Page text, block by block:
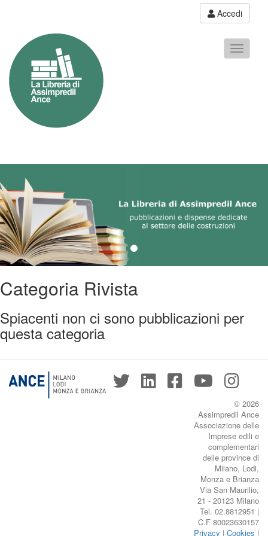
Accedi
Toggle
Categoria Rivista
Spiacenti non ci sono pubblicazioni per
questa categoria
© 2026
Assimpredil Ance
Associazione delle
Imprese edili e
complementari
delle province di
Milano, Lodi,
Monza e Brianza
Via San Maurilio,
21 - 20123 Milano
Tel. 02.8812951 |
C.F 80023630157
Privacy | Cookies |